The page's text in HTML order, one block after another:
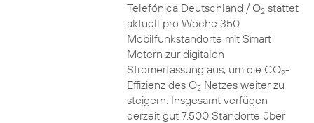
Telefónica Deutschland / O2stattet
aktuell pro Woche 350
Mobilfunkstandorte mit Smart
Metern zur digitalen
Stromerfassung aus, um die CO2-
Effizienz des O2Netzes weiter zu
steigern. Insgesamt verfügen
derzeit gut 7.500 Standorte über